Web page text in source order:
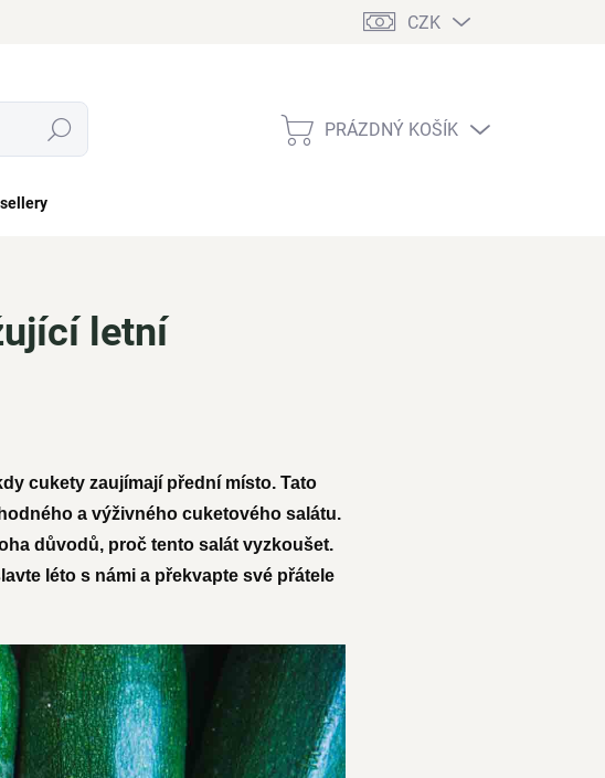
CZK
Hledat
NÁKUPNÍ
PRÁZDNÝ KOŠÍK
letní
cukety zaujímají přední místo. Tato
a výživného cuketového salátu.
důvodů, proč tento salát vyzkoušet.
léto s námi a překvapte své přátele